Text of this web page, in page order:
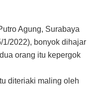
Agung, Surabaya
2022), bonyok dihajar
orang itu kepergok
diteriaki maling oleh